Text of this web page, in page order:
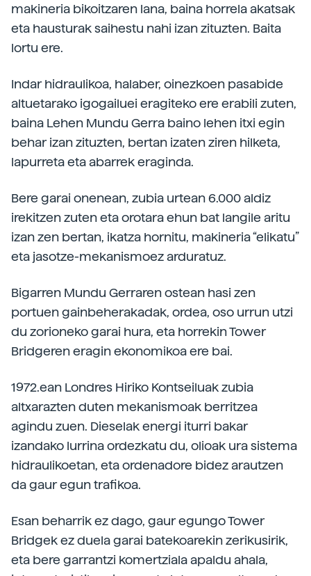
makineria bikoitzaren lana, baina horrela akatsak
eta hausturak saihestu nahi izan zituzten. Baita
lortu ere.
Indar hidraulikoa, halaber, oinezkoen pasabide
altuetarako igogailuei eragiteko ere erabili zuten,
baina Lehen Mundu Gerra baino lehen itxi egin
behar izan zituzten, bertan izaten ziren hilketa,
lapurreta eta abarrek eraginda.
Bere garai onenean, zubia urtean 6.000 aldiz
irekitzen zuten eta orotara ehun bat langile aritu
izan zen bertan, ikatza hornitu, makineria “elikatu”
eta jasotze-mekanismoez arduratuz.
Bigarren Mundu Gerraren ostean hasi zen
portuen gainbeherakadak, ordea, oso urrun utzi
du zorioneko garai hura, eta horrekin Tower
Bridgeren eragin ekonomikoa ere bai.
1972.ean Londres Hiriko Kontseiluak zubia
altxarazten duten mekanismoak berritzea
agindu zuen. Dieselak energi iturri bakar
izandako lurrina ordezkatu du, olioak ura sistema
hidraulikoetan, eta ordenadore bidez arautzen
da gaur egun trafikoa.
Esan beharrik ez dago, gaur egungo Tower
Bridgek ez duela garai batekoarekin zerikusirik,
eta bere garrantzi komertziala apaldu ahala,